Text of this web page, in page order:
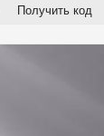
Получить код